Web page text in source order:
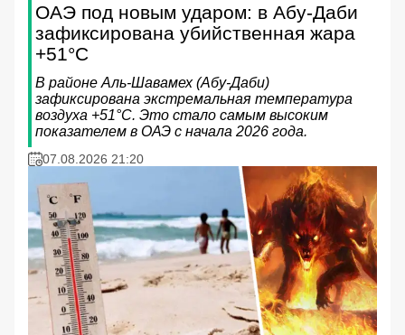
ОАЭ под новым ударом: в Абу-Даби
зафиксирована убийственная жара
+51°C
В районе Аль-Шавамех (Абу-Даби)
зафиксирована экстремальная температура
воздуха +51°C. Это стало самым высоким
показателем в ОАЭ с начала 2026 года.
07.08.2026 21:20